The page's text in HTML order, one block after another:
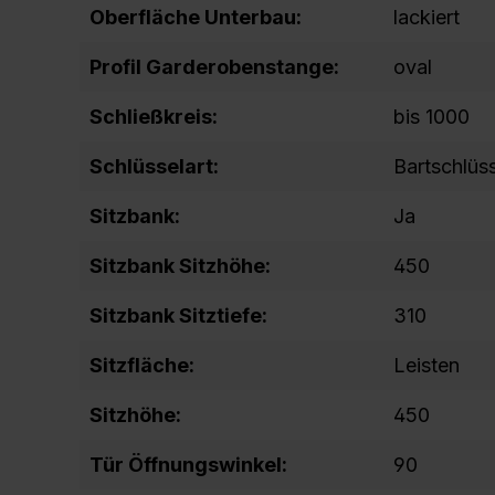
Oberfläche Unterbau: lackiert
Profil Garderobenstange: oval
Schließkreis: bis 1000
Schlüsselart:
Sitzbank: Ja
Sitzbank Sitzhöhe: 450
Sitzbank Sitztiefe: 310
Sitzfläche: Leisten
Sitzhöhe: 450
Tür Öffnungswinkel: 90